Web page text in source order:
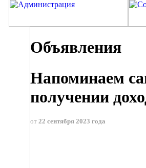
Объявления
Напоминаем
получении
от 22 сентября 2023 года